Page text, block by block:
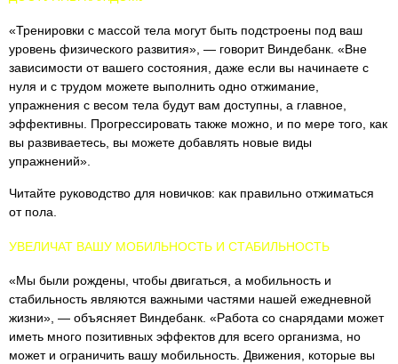
«Тренировки с массой тела могут быть подстроены под ваш
уровень физического развития», — говорит Виндебанк. «Вне
зависимости от вашего состояния, даже если вы начинаете с
нуля и с трудом можете выполнить одно отжимание,
упражнения с весом тела будут вам доступны, а главное,
эффективны. Прогрессировать также можно, и по мере того, как
вы развиваетесь, вы можете добавлять новые виды
упражнений».
Читайте руководство для новичков: как правильно отжиматься
от пола.
УВЕЛИЧАТ ВАШУ МОБИЛЬНОСТЬ И СТАБИЛЬНОСТЬ
«Мы были рождены, чтобы двигаться, а мобильность и
стабильность являются важными частями нашей ежедневной
жизни», — объясняет Виндебанк. «Работа со снарядами может
иметь много позитивных эффектов для всего организма, но
может и ограничить вашу мобильность. Движения, которые вы